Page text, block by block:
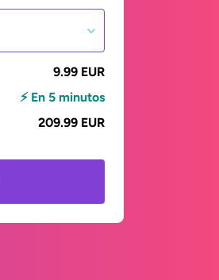
9.99 EUR
⚡ En 5 minutos
209.99 EUR